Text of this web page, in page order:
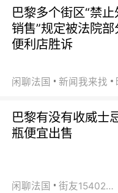
巴黎多个街区“禁
销售”规定被法院部
便利店胜诉
闲聊法国 新闻我来找
巴黎有没有收威士
瓶便宜出售
闲聊法国 街友15402223